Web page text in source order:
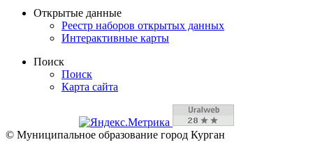
Открытые данные
Реестр наборов открытых данных
Интерактивные карты
Поиск
Поиск
Карта сайта
© Муниципальное образование город Курган